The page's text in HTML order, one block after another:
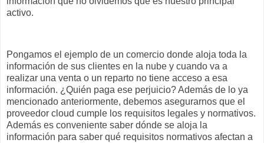
activo.
Pongamos el ejemplo de un comercio donde aloja toda la
información de sus clientes en la nube y cuando va a
realizar una venta o un reparto no tiene acceso a esa
información. ¿Quién paga ese perjuicio? Además de lo ya
mencionado anteriormente, debemos asegurarnos que el
proveedor cloud cumple los requisitos legales y normativos.
Además es conveniente saber dónde se aloja la
información para saber qué requisitos normativos afectan a